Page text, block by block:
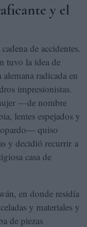
y el
de accidentes.
tuvo la idea de
radicada en
impresionistas.
—de nombre
lentes espejados y
quiso
y decidió recurrir a
casa de
en donde residía
y materiales y
de piezas